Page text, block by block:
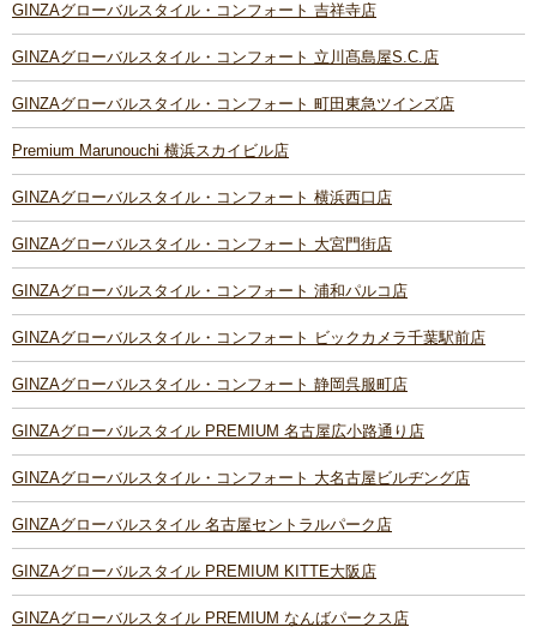
GINZAグローバルスタイル・コンフォート 吉祥寺店
GINZAグローバルスタイル・コンフォート 立川髙島屋S.C.店
GINZAグローバルスタイル・コンフォート 町田東急ツインズ店
Premium Marunouchi 横浜スカイビル店
GINZAグローバルスタイル・コンフォート 横浜西口店
GINZAグローバルスタイル・コンフォート 大宮門街店
GINZAグローバルスタイル・コンフォート 浦和パルコ店
GINZAグローバルスタイル・コンフォート ビックカメラ千葉駅前店
GINZAグローバルスタイル・コンフォート 静岡呉服町店
GINZAグローバルスタイル PREMIUM 名古屋広小路通り店
GINZAグローバルスタイル・コンフォート 大名古屋ビルヂング店
GINZAグローバルスタイル 名古屋セントラルパーク店
GINZAグローバルスタイル PREMIUM KITTE大阪店
GINZAグローバルスタイル PREMIUM なんばパークス店